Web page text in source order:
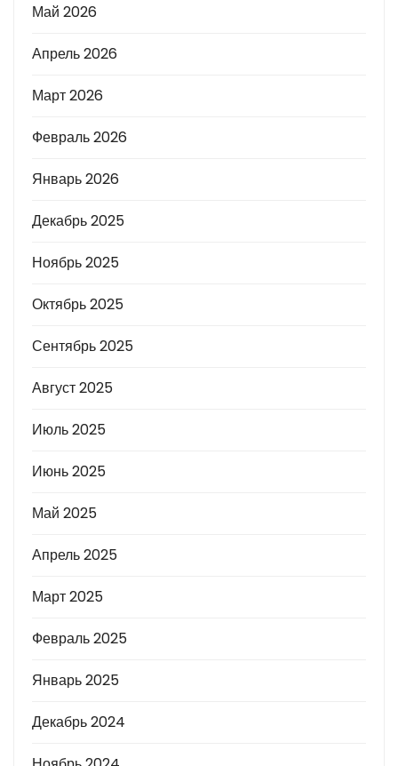
Май 2026
Апрель 2026
Март 2026
Февраль 2026
Январь 2026
Декабрь 2025
Ноябрь 2025
Октябрь 2025
Сентябрь 2025
Август 2025
Июль 2025
Июнь 2025
Май 2025
Апрель 2025
Март 2025
Февраль 2025
Январь 2025
Декабрь 2024